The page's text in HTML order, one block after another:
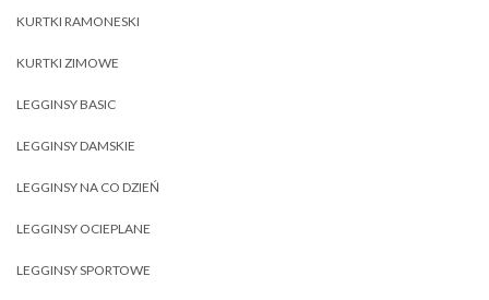
KURTKI RAMONESKI
KURTKI ZIMOWE
LEGGINSY BASIC
LEGGINSY DAMSKIE
LEGGINSY NA CO DZIEŃ
LEGGINSY OCIEPLANE
LEGGINSY SPORTOWE